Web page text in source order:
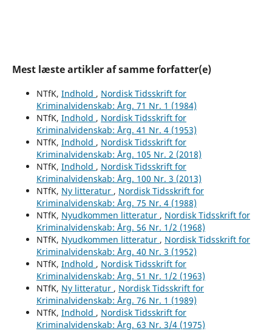
Mest læste artikler af samme forfatter(e)
NTfK, Indhold , Nordisk Tidsskrift for
Kriminalvidenskab: Årg. 71 Nr. 1 (1984)
NTfK, Indhold , Nordisk Tidsskrift for
Kriminalvidenskab: Årg. 41 Nr. 4 (1953)
NTfK, Indhold , Nordisk Tidsskrift for
Kriminalvidenskab: Årg. 105 Nr. 2 (2018)
NTfK, Indhold , Nordisk Tidsskrift for
Kriminalvidenskab: Årg. 100 Nr. 3 (2013)
NTfK, Ny litteratur , Nordisk Tidsskrift for
Kriminalvidenskab: Årg. 75 Nr. 4 (1988)
NTfK, Nyudkommen litteratur , Nordisk Tidsskrift for
Kriminalvidenskab: Årg. 56 Nr. 1/2 (1968)
NTfK, Nyudkommen litteratur , Nordisk Tidsskrift for
Kriminalvidenskab: Årg. 40 Nr. 3 (1952)
NTfK, Indhold , Nordisk Tidsskrift for
Kriminalvidenskab: Årg. 51 Nr. 1/2 (1963)
NTfK, Ny litteratur , Nordisk Tidsskrift for
Kriminalvidenskab: Årg. 76 Nr. 1 (1989)
NTfK, Indhold , Nordisk Tidsskrift for
Kriminalvidenskab: Årg. 63 Nr. 3/4 (1975)